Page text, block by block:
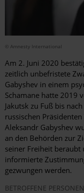
© Amnesty International
Am 2. Juni 2020
zeitlich unbefristete
Gabyshev in einem
Schamane hatte 2019
Jakutsk zu Fuß bis
russischen
Aleksandr Gabyshev
an den Behörden zur
seiner Freiheit
informierte
gezwungen werden.
BETROFFENE PERSONEN